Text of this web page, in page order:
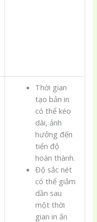
Thời gian
tạo bản in
có thể kéo
dài, ảnh
hưởng đến
tiến độ
hoàn thành.
Độ sắc nét
có thể giảm
dần sau
một thời
gian in ấn